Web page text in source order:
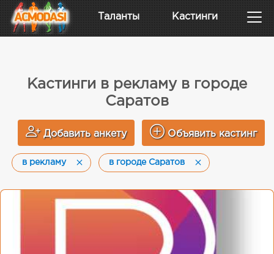
Таланты Кастинги
Кастинги в рекламу в городе
Саратов
Добавить анкету Объявить кастинг
в рекламу в городе Саратов